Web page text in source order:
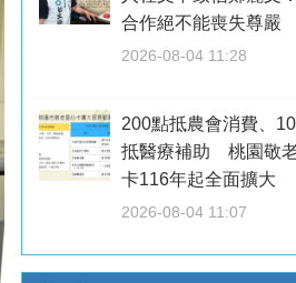
合作絕不能喪失尊嚴
2026-08-04 11:28
200點抵農會消費、
抵醫療補助 桃園敬
卡116年起全面擴大
2026-08-04 11:07